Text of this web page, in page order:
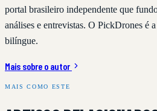
portal brasileiro independente que
análises e entrevistas. O PickDrones é
bilíngue.
Mais sobre o autor
MAIS COMO ESTE